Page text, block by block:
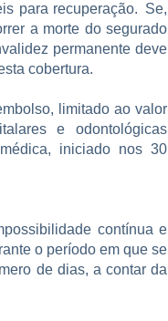
para recuperação. Se,
a morte do segurado
permanente deve
cobertura.
limitado ao valor
e odontológicas
iniciado nos 30
contínua e
o período em que se
de dias, a contar da